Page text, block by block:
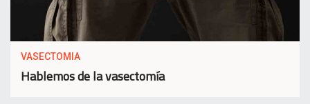
VASECTOMIA
Hablemos de la vasectomía